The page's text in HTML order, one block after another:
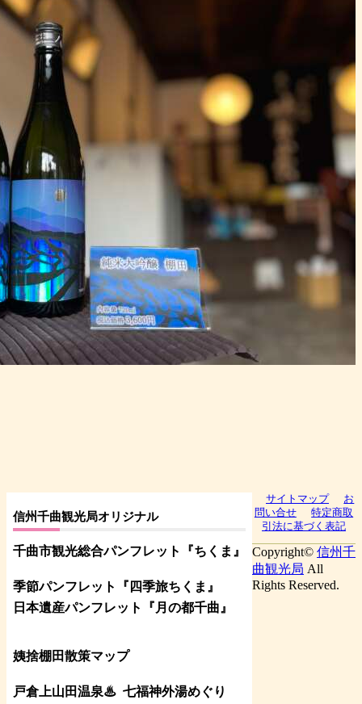
信州千曲観光局オリジナル
千曲市観光総合パンフレット 『ちくま 』
季節パンフレット『四季旅ちくま』
日本遺産パンフレット
『月の都千曲 』
姨捨棚田散策マップ
戸倉上山田温泉♨ 七福神外湯めぐり
サイトマップ
お
問い合せ
特定商取
引法に基づく表記
Copyright© 信州千
曲観光局 All
Rights Reserved.